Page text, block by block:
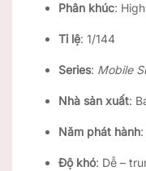
Phân khúc:
Tỉ lệ: 1/144
Series: Mobile
Nhà sản xuất:
Năm phát hành
Độ khó: Dễ –